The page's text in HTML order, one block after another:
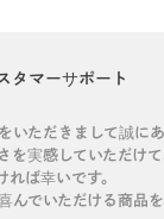
タマーサポート
いただきまして誠に
を実感していただけ
れば幸いです。
んでいただける商品